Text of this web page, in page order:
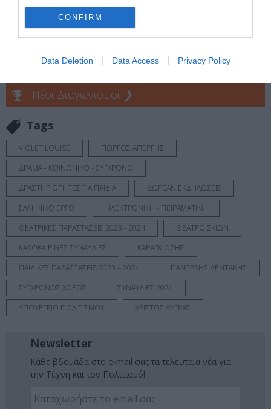
CONFIRM
Data Deletion Data Access Privacy Policy
Ακολουθήστε το Culturenow.gr στοGoogle Newsκαι
μάθετε πρώτοι όλες τις ειδήσεις
Πολιτισμό στοCulturenow.gr
Νέοι Διαγωνισμοί ❯
Tags
VIOLET LOUISE
ΓΙΩΡΓΟΣ ΑΠΕΡΓΗΣ
ΔΡΑΜΑ - ΚΟΙΝΩΝΙΚΟ - ΣΥΓΧΡΟΝΟ
ΔΡΑΣΤΗΡΙΟΤΗΤΕΣ ΓΙΑ ΠΑΙΔΙΑ
ΔΩΡΕΑΝ ΕΚΔΗΛΩΣΕΙΣ
ΕΛΛΗΝΙΚΟ ΕΡΓΟ
ΗΛΕΚΤΡΟΝΙΚΗ - ΠΕΙΡΑΜΑΤΙΚΗ
ΘΕΑΤΡΙΚΕΣ ΠΑΡΑΣΤΑΣΕΙΣ 2023 - 2024
ΘΕΑΤΡΟ ΣΚΙΩΝ
ΚΑΛΟΚΑΙΡΙΝΕΣ ΣΥΝΑΥΛΙΕΣ
ΚΑΡΑΓΚΙΟΖΗΣ
ΠΑΙΔΙΚΕΣ ΠΑΡΑΣΤΑΣΕΙΣ 2023 – 2024
ΠΑΝΤΕΛΗΣ ΔΕΝΤΑΚΗΣ
ΣΥΓΧΡΟΝΟΣ ΧΟΡΟΣ
ΣΥΝΑΥΛΙΕΣ 2024
ΥΠΟΥΡΓΕΙΟ ΠΟΛΙΤΙΣΜΟΥ
ΧΡΙΣΤΟΣ ΛΥΓΚΑΣ
Newsletter
Κάθε βδομάδα στο e-mail σας τα τελευταία νέα για
την Τέχνη και τον Πολιτισμό!